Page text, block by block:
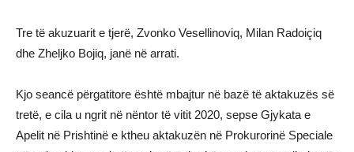
Tre të akuzuarit e tjerë, Zvonko Vesellinoviq, Milan Radoiçiq
dhe Zheljko Bojiq, janë në arrati.
Kjo seancë përgatitore është mbajtur në bazë të aktakuzës së
tretë, e cila u ngrit në nëntor të vitit 2020, sepse Gjykata e
Apelit në Prishtinë e ktheu aktakuzën në Prokurorinë Speciale